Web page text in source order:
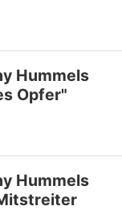
Hummels
Opfer"
Hummels